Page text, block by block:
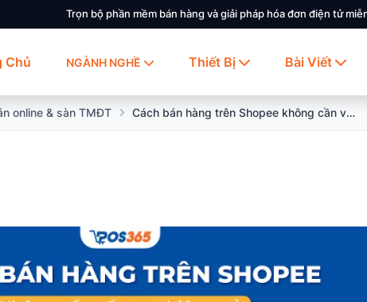
Trọn bộ phần mềm bán hàng và giải pháp hóa đơn điện tử
Chủ NGÀNH NGHỀ Thiết Bị Bài Viết
online & sàn TMĐT Cách bán hàng trên Shopee không cần vốn cực hiệu quả